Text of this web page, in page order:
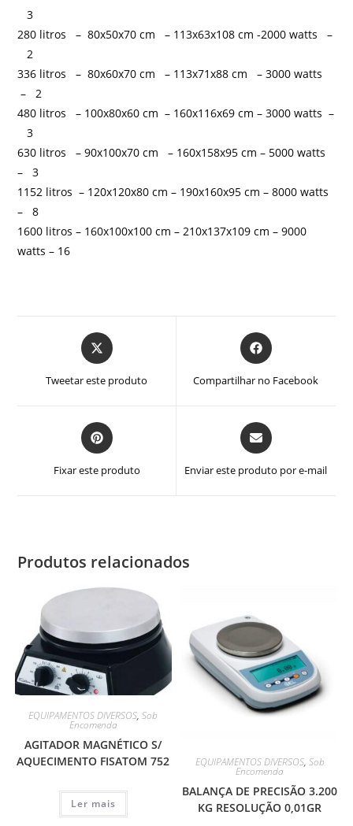
3
280 litros – 80x50x70 cm – 113x63x108 cm -2000 watts –
2
336 litros – 80x60x70 cm – 113x71x88 cm – 3000 watts
– 2
480 litros – 100x80x60 cm – 160x116x69 cm – 3000 watts –
3
630 litros – 90x100x70 cm – 160x158x95 cm – 5000 watts
– 3
1152 litros – 120x120x80 cm – 190x160x95 cm – 8000 watts
– 8
1600 litros – 160x100x100 cm – 210x137x109 cm – 9000
watts – 16
Abre
em
Tweetar este produto
Abre
em
uma
Compartilhar no Facebook
Abre
em
nova
Fixar este produto
Abre
em
uma
nova
Enviar este produto por e-mail
Produtos relacionados
EQUIPAMENTOS DIVERSOS,Sob
Encomenda
AGITADOR MAGNÉTICO S/
AQUECIMENTO FISATOM 752
Ler mais
EQUIPAMENTOS DIVERSOS, Sob
Encomenda
BALANÇA DE PRECISÃO 3.200
KG RESOLUÇÃO 0,01GR